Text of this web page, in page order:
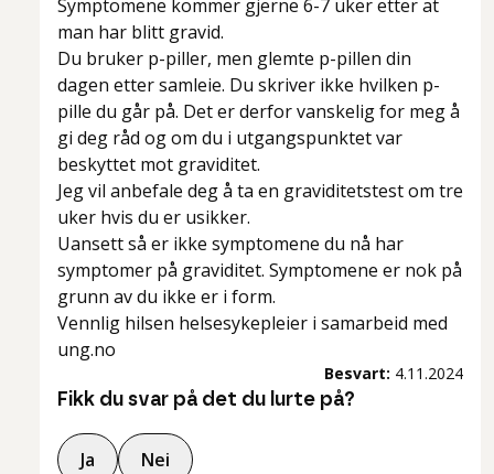
Symptomene kommer gjerne 6-7 uker etter at
man har blitt gravid.
Du bruker p-piller, men glemte p-pillen din
dagen etter samleie. Du skriver ikke hvilken p-
pille du går på. Det er derfor vanskelig for meg å
gi deg råd og om du i utgangspunktet var
beskyttet mot graviditet.
Jeg vil anbefale deg å ta en graviditetstest om tre
uker hvis du er usikker.
Uansett så er ikke symptomene du nå har
symptomer på graviditet. Symptomene er nok på
grunn av du ikke er i form.
Vennlig hilsen helsesykepleier i samarbeid med
ung.no
Besvart: 4.11.2024
Fikk du svar på det du lurte på?
Ja Nei